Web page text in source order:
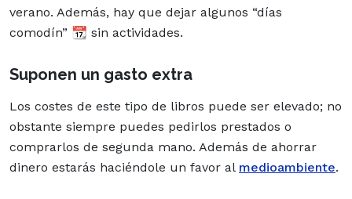
verano. Además, hay que dejar algunos “días
comodín” 📆 sin actividades.
Suponen un gasto extra
Los costes de este tipo de libros puede ser elevado; no
obstante siempre puedes pedirlos prestados o
comprarlos de segunda mano. Además de ahorrar
dinero estarás haciéndole un favor al medioambiente.